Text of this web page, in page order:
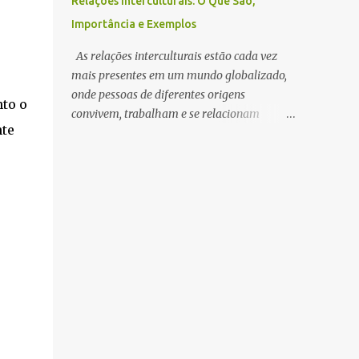
o
Ribeira oferece uma vista incrível da Ponte
Luís I e de Vila Nova de Gaia iluminada,
criando o cenário ideal para uma noite
especial. 2. Jantar à luz das velas O Porto
tem restaurantes intimistas perfeitos para
encontros românticos. Experimente um
Importância e Exemplos
As relações interculturais estão cada vez
mais presentes em um mundo globalizado,
onde pessoas de diferentes origens
convivem, trabalham e se relacionam